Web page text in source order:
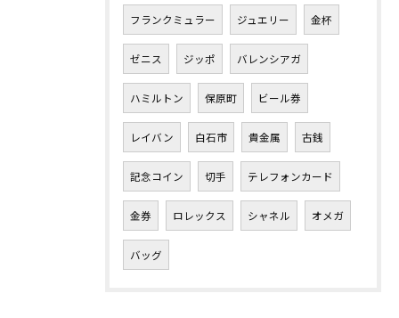
フランクミュラー ジュエリー 金杯
ゼニス ジッポ バレンシアガ
ハミルトン 保原町 ビール券
レイバン 白石市 貴金属 古銭
記念コイン 切手 テレフォンカード
金券 ロレックス シャネル オメガ
バッグ